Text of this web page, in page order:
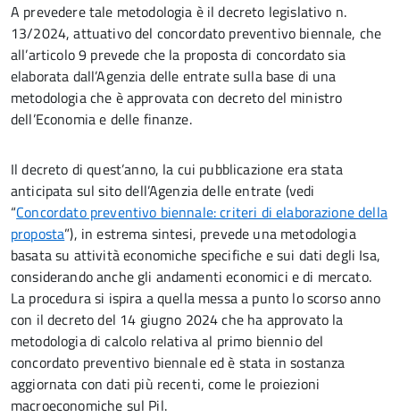
A prevedere tale metodologia è il decreto legislativo n.
13/2024, attuativo del concordato preventivo biennale, che
all’articolo 9 prevede che la proposta di concordato sia
elaborata dall’Agenzia delle entrate sulla base di una
metodologia che è approvata con decreto del ministro
dell’Economia e delle finanze.
Il decreto di quest’anno, la cui pubblicazione era stata
anticipata sul sito dell’Agenzia delle entrate (vedi
“Concordato preventivo biennale: criteri di elaborazione della
proposta”), in estrema sintesi, prevede una metodologia
basata su attività economiche specifiche e sui dati degli Isa,
considerando anche gli andamenti economici e di mercato.
La procedura si ispira a quella messa a punto lo scorso anno
con il decreto del 14 giugno 2024 che ha approvato la
metodologia di calcolo relativa al primo biennio del
concordato preventivo biennale ed è stata in sostanza
aggiornata con dati più recenti, come le proiezioni
macroeconomiche sul Pil.